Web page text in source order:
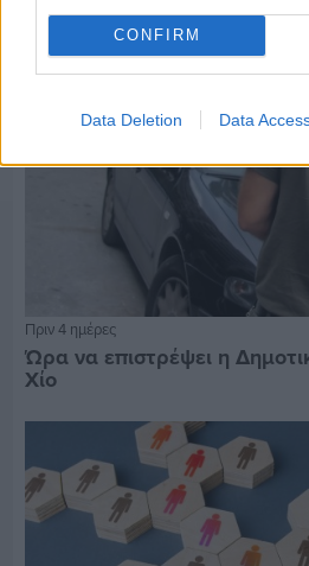
CONFIRM
Data Deletion Data
Πριν 4 ημέρες
Ώρα να επιστρέψει η
Χίο